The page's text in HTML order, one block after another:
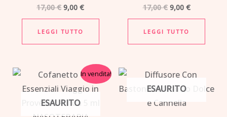
17,00€ 9,00€
LEGGI TUTTO
17,00€ 9,00 €
LEGGI TUTTO
In vendita!
ESAURITO
Il
prezzo
originale
era:
17,00 €.
Il
prezzo
attuale
ESAURITO